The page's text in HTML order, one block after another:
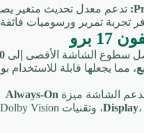
تدعم معدل تحديث متغير
تجربة تمرير ورسوميات فائقة
17 برو
سطوع الشاشة الأقصى إلى
، مما يجعلها قابلة للاستخدام
الشاشة ميزة Always-On
Display،